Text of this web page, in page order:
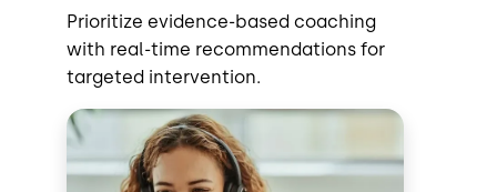
Prioritize evidence-based coaching
with real-time recommendations for
targeted intervention.
Imagen